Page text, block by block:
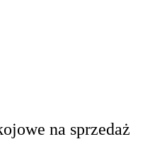
na sprzedaż